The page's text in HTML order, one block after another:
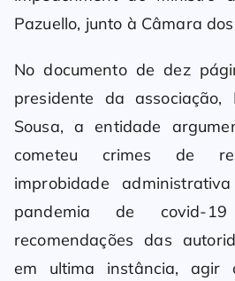
Pazuello, junto à Câmara
No documento de dez
presidente da associação,
Sousa, a entidade
cometeu crimes de
improbidade
pandemia de covid-
recomendações das
em ultima instância, agir